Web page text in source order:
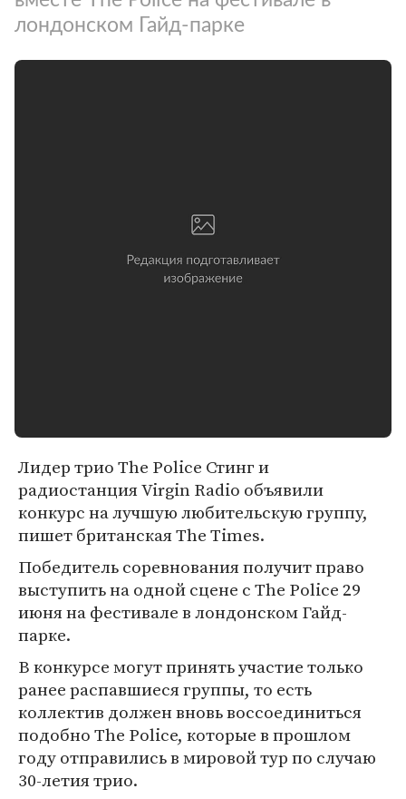
лондонском Гайд-парке
Лидер трио The Police Стинг и
радиостанция Virgin Radio объявили
конкурс на лучшую любительскую группу,
пишет британская The Times.
Победитель соревнования получит право
выступить на одной сцене с The Police 29
июня на фестивале в лондонском Гайд-
парке.
В конкурсе могут принять участие только
ранее распавшиеся группы, то есть
коллектив должен вновь воссоединиться
подобно The Police, которые в прошлом
году отправились в мировой тур по случаю
30-летия трио.